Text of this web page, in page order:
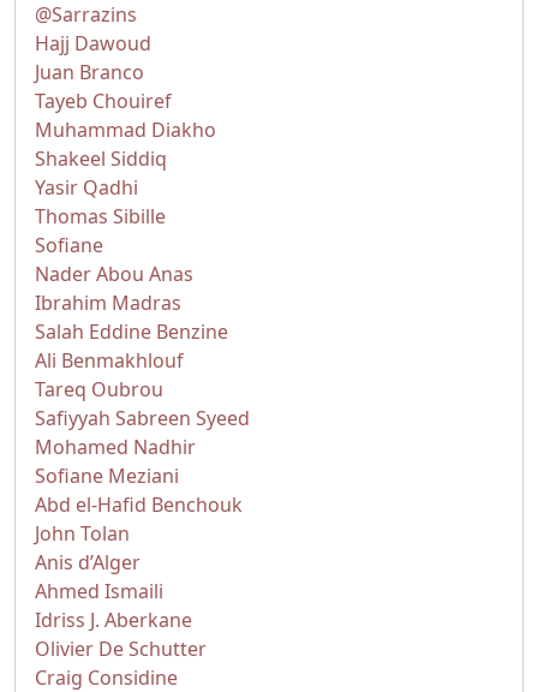
@Sarrazins
Hajj Dawoud
Juan Branco
Tayeb Chouiref
Muhammad Diakho
Shakeel Siddiq
Yasir Qadhi
Thomas Sibille
Sofiane
Nader Abou Anas
Ibrahim Madras
Salah Eddine Benzine
Ali Benmakhlouf
Tareq Oubrou
Safiyyah Sabreen Syeed
Mohamed Nadhir
Sofiane Meziani
Abd el-Hafid Benchouk
John Tolan
Anis d’Alger
Ahmed Ismaili
Idriss J. Aberkane
Olivier De Schutter
Craig Considine